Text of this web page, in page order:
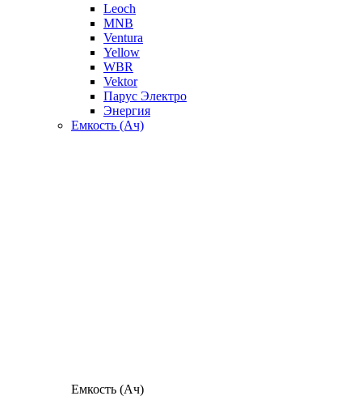
Leoch
MNB
Ventura
Yellow
WBR
Vektor
Парус Электро
Энергия
Емкость (Ач)
Емкость (Ач)